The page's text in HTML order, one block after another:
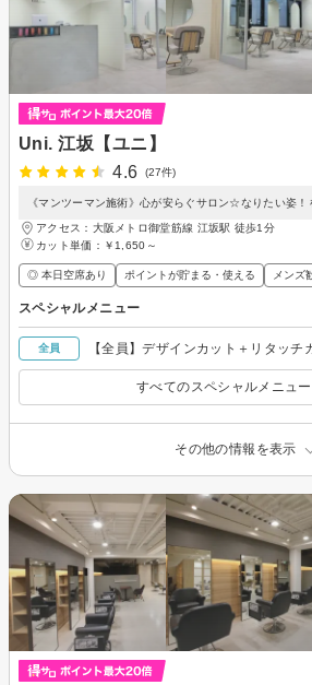
Uni. 江坂【ユニ】
4.6
(27件)
《マンツーマン施術》心が安らぐサロン☆なりたい姿
アクセス：大阪メトロ御堂筋線 江坂駅 徒歩1分
カット単価： ￥1,650～
◎ 本日空席あり ポイントが貯まる・使える メンズ
スペシャルメニュー
全員 【全員】デザインカット＋リタッチ
すべてのスペシャルメニュ
その他の情報を表示